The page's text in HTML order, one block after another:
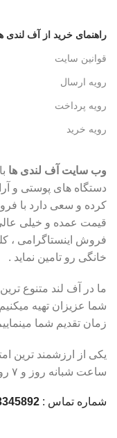
راهنمای خرید از آف لندی
قوانین سایت
رویه ارسال
رویه پرداخت
رویه خرید
وب سایت آف لندی ها
کرده و سعی دارد با
قیمت عمده و خیلی
فروش اینستاگرامی ،
خانگی رو تامین نماید .
ما در آف لند متنوع
شما عزیزان تهیه
زمان تقدیم شما
ساعت شبانه روز و ۷ روز هفته می باشد.
شماره تماس : 061